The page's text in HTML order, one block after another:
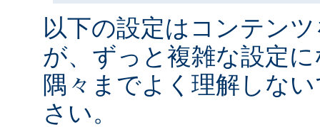
以下の設定はコンテン
が、ずっと複雑な設定
隅々までよく理解しな
さい。